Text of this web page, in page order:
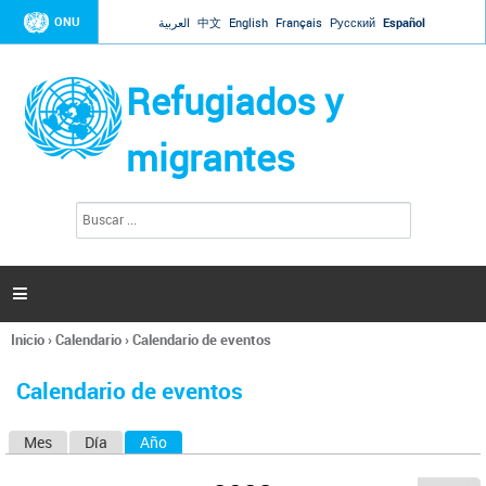
Jump to navigation
ONU العربية 中文 English Français Русский Español
Refugiados y
migrantes
l
s

Se
usted
Inicio›Calendario›Calendario de eventos
Calendario de eventos
Mes Día Año